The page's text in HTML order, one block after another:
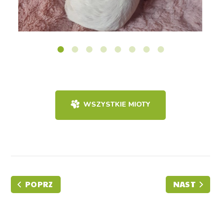
WSZYSTKIE MIOTY
POPRZ NAST